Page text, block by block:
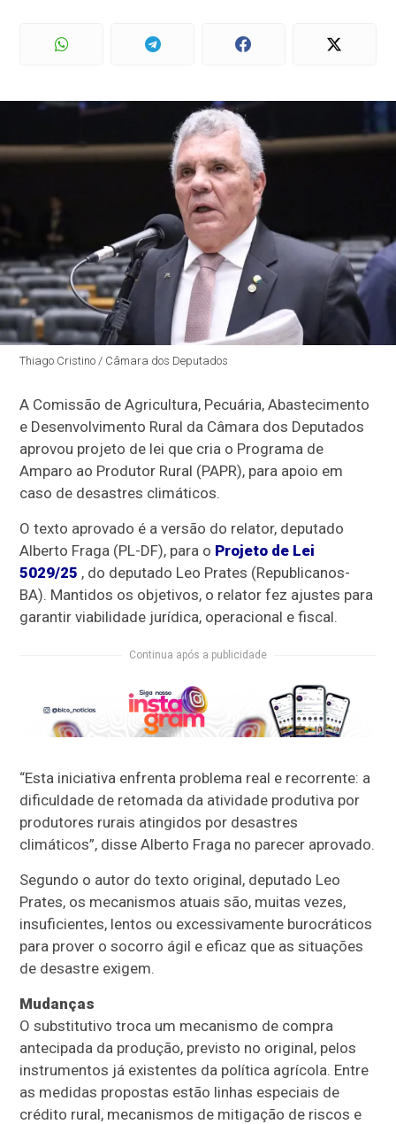
Thiago Cristino / Câmara dos Deputados
A Comissão de Agricultura, Pecuária, Abastecimento
e Desenvolvimento Rural da Câmara dos Deputados
aprovou projeto de lei que cria o Programa de
Amparo ao Produtor Rural (PAPR), para apoio em
caso de desastres climáticos.
O texto aprovado é a versão do relator, deputado
Alberto Fraga (PL-DF), para o Projeto de Lei
5029/25 , do deputado Leo Prates (Republicanos-
BA). Mantidos os objetivos, o relator fez ajustes para
garantir viabilidade jurídica, operacional e fiscal.
Continua após a publicidade
“Esta iniciativa enfrenta problema real e recorrente: a
dificuldade de retomada da atividade produtiva por
produtores rurais atingidos por desastres
climáticos”, disse Alberto Fraga no parecer aprovado.
Segundo o autor do texto original, deputado Leo
Prates, os mecanismos atuais são, muitas vezes,
insuficientes, lentos ou excessivamente burocráticos
para prover o socorro ágil e eficaz que as situações
de desastre exigem.
Mudanças
Osubstitutivo troca um mecanismo de compra
antecipada da produção, previsto no original, pelos
instrumentos já existentes da política agrícola. Entre
as medidas propostas estão linhas especiais de
crédito rural, mecanismos de mitigação de riscos e